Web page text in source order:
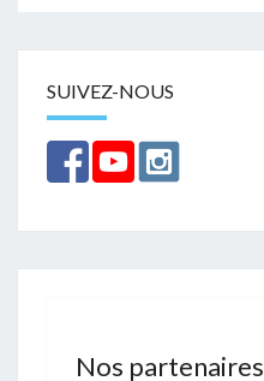
SUIVEZ-NOUS
Nos partenaires